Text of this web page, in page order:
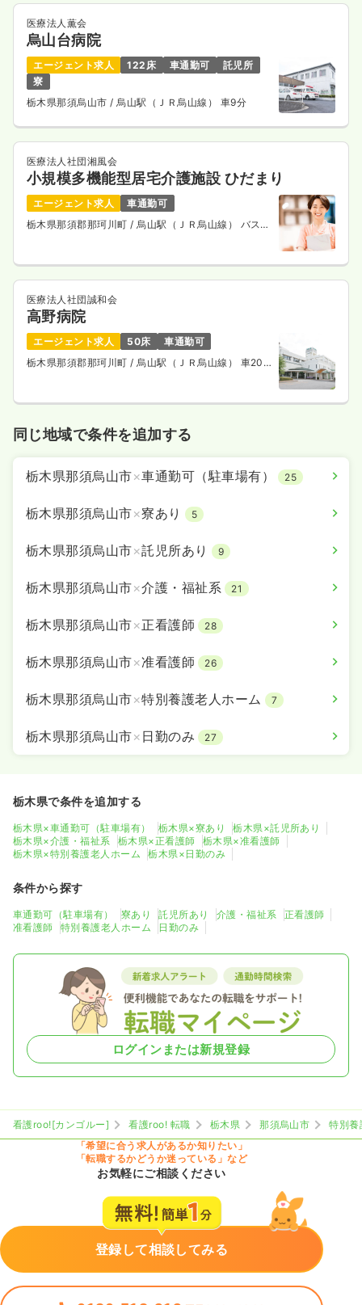
医療法人薫会
烏山台病院
エージェント求人 122床 車通勤可
託児所
寮
栃木県那須烏山市/ 烏山駅（ＪＲ烏山線） 車9分
医療法人社団湘風会
小規模多機能型居宅介護施設 ひだまり
エージェント求人
車通勤可
栃木県那須郡那珂川町 / 烏山駅（ＪＲ烏山線） バス
医療法人社団誠和会
高野病院
エージェント求人 50床
車通勤可
栃木県那須郡那珂川町 / 烏山駅（ＪＲ烏山線） 車20
同じ地域で条件を追加する
栃木県那須烏山市×車通勤可（駐車場有） 25
栃木県那須烏山市×寮あり 5
栃木県那須烏山市×託児所あり 9
栃木県那須烏山市×介護・福祉系 21
栃木県那須烏山市×正看護師 28
栃木県那須烏山市×准看護師 26
栃木県那須烏山市×特別養護老人ホーム 7
栃木県那須烏山市× 日勤のみ 27
栃木県で条件を追加する
栃木県×車通勤可（駐車場有） 栃木県×寮あり
栃木県×託児所あり
栃木県×介護・福祉系
栃木県×正看護師
栃木県×准看護師
栃木県×特別養護老人ホーム
栃木県×日勤のみ
条件から探す
車通勤可（駐車場有） 寮あり 託児所あり 介護・福祉系
正看護師
准看護師
特別養護老人ホーム 日勤のみ
ログインまたは新規登録
看護roo![カンゴルー] 看護roo! 転職 栃木県 那須烏山市
特別養
「希望に合う求人があるか知りたい」
「転職するかどうか迷っている」など
お気軽にご相談ください
登録して相談してみる